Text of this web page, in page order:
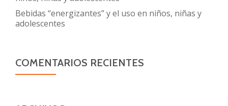
Bebidas “energizantes” y el uso en niños, niñas y
adolescentes
COMENTARIOS RECIENTES